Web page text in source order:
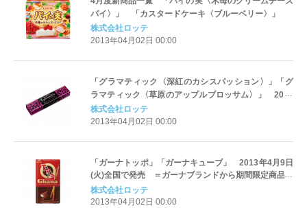
パイ〉」 「カスタードケーキ〈ブルーベリー〉」
株式会社ロッテ
2013年04月02日 00:00
「グラマティック〈深紅のカシスパッション〉」「グ
ラマティック〈草原のアップルブロッサム〉」 2013
年4月23日(火)より全国で発売 ＝2013春夏のファッ
ショントレンドを取り入れたガム＝
株式会社ロッテ
2013年04月02日 00:00
「ガーナトッポ」「ガーナキューブ」 2013年4月9日
(火)全国で発売 ＝ガーナブランドから期間限定商品を
発売＝
株式会社ロッテ
2013年04月02日 00:00